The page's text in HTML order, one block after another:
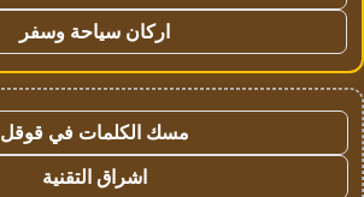
اركان سياحة وسفر
مسك الكلمات في قوقل
اشراق التقنية